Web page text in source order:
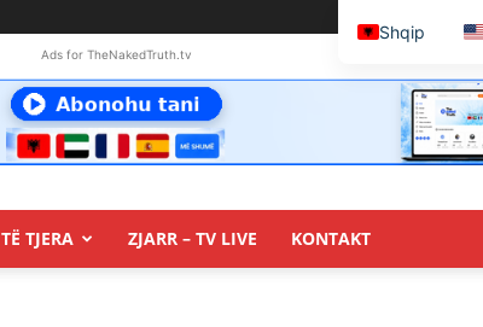
Ads for TheNakedTruth.tv
TË TJERA ZJARR – TV LIVE KONTAKT
Shqip